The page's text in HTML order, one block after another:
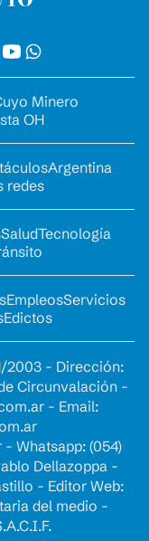
Minero
OH
Argentina
redes
SaludTecnología
EmpleosServicios
Edictos
2003 - Dirección:
Circunvalación -
- Email:
- Whatsapp: (054)
Dellazoppa -
- Editor Web:
del medio -